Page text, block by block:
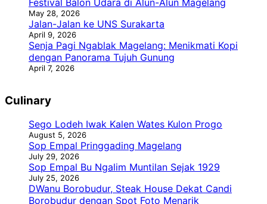
May 28, 2026
Jalan-Jalan ke UNS Surakarta
April 9, 2026
Senja Pagi Ngablak Magelang: Menikmati Kopi
dengan Panorama Tujuh Gunung
April 7, 2026
Culinary
Sego Lodeh Iwak Kalen Wates Kulon Progo
August 5, 2026
Sop Empal Pringgading Magelang
July 29, 2026
Sop Empal Bu Ngalim Muntilan Sejak 1929
July 25, 2026
DWanu Borobudur, Steak House Dekat Candi
Borobudur dengan Spot Foto Menarik